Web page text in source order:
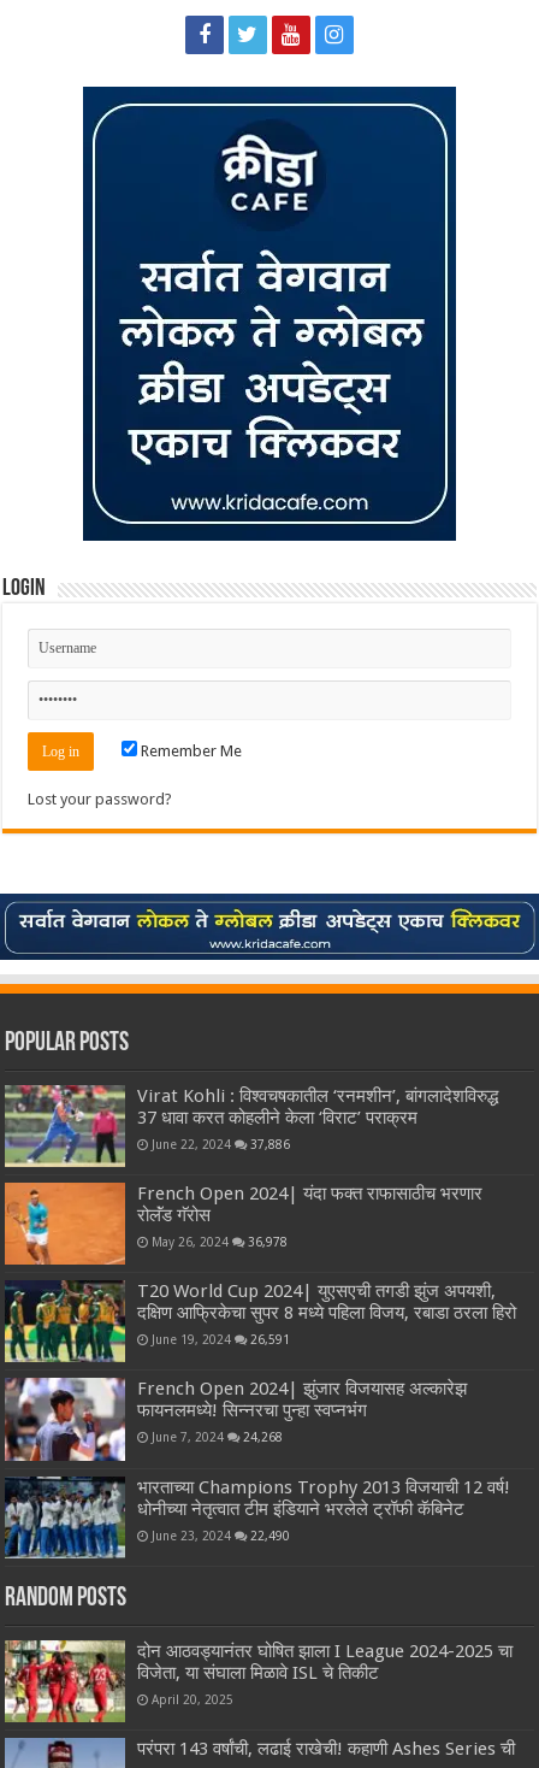
Login
Remember Me
Lost your password?
Popular Posts
Virat Kohli : विश्वचषकातील ‘रनमशीन’, बांगलादेशविरुद्ध
37 धावा करत कोहलीने केला ‘विराट’ पराक्रम
June 22, 2024 37,886
French Open 2024| यंदा फक्त राफासाठीच भरणार
रोलॅंड गॅरोस
May 26, 2024 36,978
T20 World Cup 2024| युएसएची तगडी झुंज अपयशी,
दक्षिण आफ्रिकेचा सुपर 8 मध्ये पहिला विजय, रबाडा ठरला हिरो
June 19, 2024 26,591
French Open 2024| झुंजार विजयासह अल्कारेझ
फायनलमध्ये! सिन्नरचा पुन्हा स्वप्नभंग
June 7, 2024 24,268
भारताच्या Champions Trophy 2013 विजयाची 12 वर्ष!
धोनीच्या नेतृत्वात टीम इंडियाने भरलेले ट्रॉफी कॅबिनेट
June 23, 2024 22,490
Random Posts
दोन आठवड्यानंतर घोषित झाला I League 2024-2025 चा
विजेता, या संघाला मिळावे ISL चे तिकीट
April 20, 2025
परंपरा 143 वर्षांची, लढाई राखेची! कहाणी Ashes Series ची